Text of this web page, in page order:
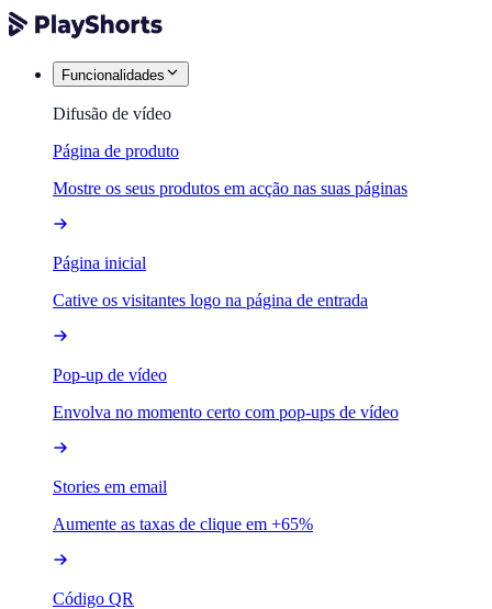
Funcionalidades
Difusão de vídeo
Página de produto
Mostre os seus produtos em acção nas suas páginas
Página inicial
Cative os visitantes logo na página de entrada
Pop-up de vídeo
Envolva no momento certo com pop-ups de vídeo
Stories em email
Aumente as taxas de clique em +65%
Código QR